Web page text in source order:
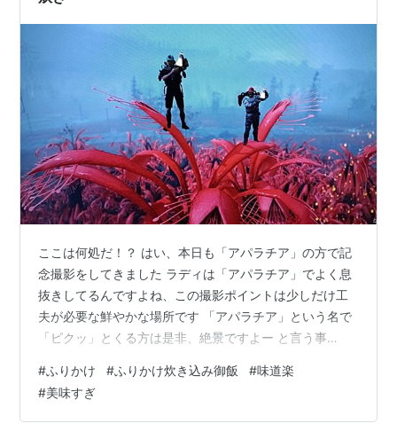
ここは何処だ！？ はい、本日も「アパラチア」の方で記
念撮影をしてきました ラディは「アパラチア」でよく息
抜きしてるんですよね、この撮影ポイントは少しだけ工
夫が必要な鮮やかな場所です 「アパラチア」という名で
「ピクッ」とくる方は是非、絶景ですよー と言う事
再びこのシリーズ！またもやレジェンド！と言う事でや
っていきます！ まずはお米 そして道楽なレジェンドを投
入 シンプル！これ以外は入れませんよー！ そしていつも
#ふりかけ #ふりかけ炊き込み御飯 #味道楽
#美味すぎ